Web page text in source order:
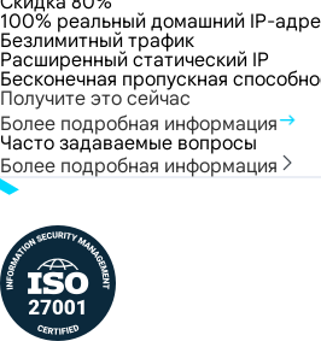
100% реальный домашний IP-
Безлимитный трафик
Расширенный статический IP
Бесконечная пропускная
Получите это сейчас
Более подробная информация
Часто задаваемые вопросы
Более подробная информация